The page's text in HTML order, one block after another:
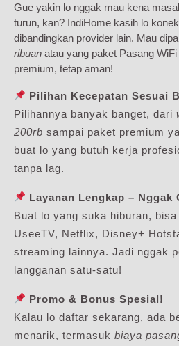
Gue yakin lo nggak mau kena
turun, kan? IndiHome kasih lo
dibandingkan provider lain. Mau
ribuan atau yang paket Pasang
premium, tetap aman!
Pilihan Kecepatan Sesuai
Pilihannya banyak banget, dari
200rb sampai paket premium
buat lo yang butuh kerja
tanpa lag.
Layanan Lengkap – Nggak
Buat lo yang suka hiburan,
UseeTV, Netflix, Disney+
streaming lainnya. Jadi nggak
langganan satu-satu!
Promo & Bonus Spesial!
Kalau lo daftar sekarang, ada
menarik, termasuk biaya